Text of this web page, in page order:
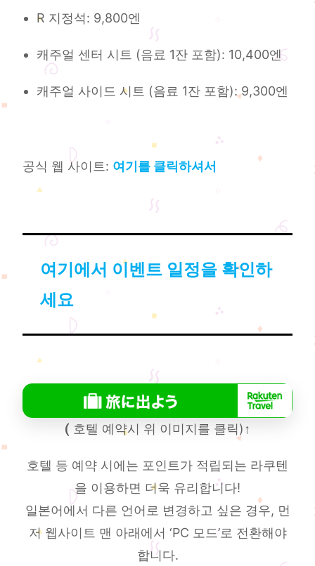
R 지정석: 9,800엔
캐주얼 센터 시트 (음료 1잔 포함): 10,400엔
캐주얼 사이드 시트 (음료 1잔 포함): 9,300엔
공식 웹 사이트: 여기를 클릭하셔서
여기에서 이벤트 일정을 확인하
세요
( 호텔 예약시 위 이미지를 클릭)↑
호텔 등 예약 시에는 포인트가 적립되는 라쿠텐
을 이용하면 더욱 유리합니다!
일본어에서 다른 언어로 변경하고 싶은 경우, 먼
저 웹사이트 맨 아래에서 ‘PC 모드’로 전환해야
합니다.